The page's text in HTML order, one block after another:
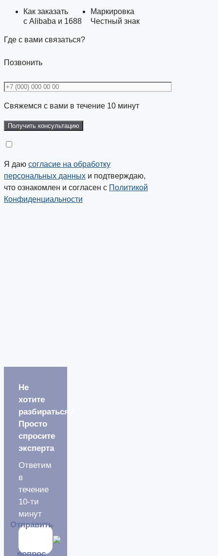
Как заказать
с Alibaba и 1688
Маркировка
Честный знак
Где с вами связаться?
Позвонить
Свяжемся с вами в течение 10 минут
Я даю согласие на обработку
персональных данных и подтверждаю,
что ознакомлен и согласен с Политикой
Конфиденциальности
Не
хотите
разбираться?
Просто
спросите
эксперта
Ответим
в
течение
10-ти
минут
Отправить
вопрос